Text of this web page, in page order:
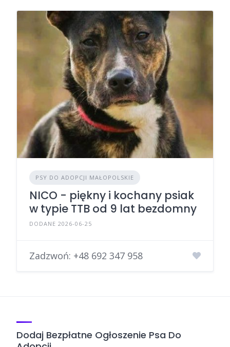
PSY DO ADOPCJI MAŁOPOLSKIE
NICO - piękny i kochany psiak
w typie TTB od 9 lat bezdomny
DODANE 2026-06-25
Zadzwoń: +48 692 347 958
Dodaj Bezpłatne Ogłoszenie Psa Do